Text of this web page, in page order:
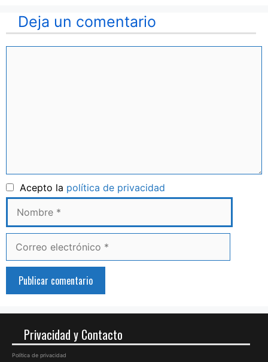
Deja un comentario
Acepto la política de privacidad
Privacidad y Contacto
Política de privacidad